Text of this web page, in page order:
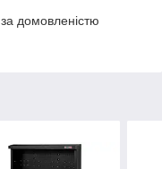
домовленістю